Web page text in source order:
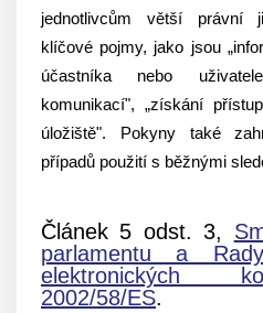
jednotlivcům větší právní
klíčové pojmy, jako jsou
účastníka nebo
komunikací", „získání
úložiště". Pokyny také
případů použití s běžnými
Článek 5 odst. 3,
parlamentu a
elektronických
2002/58/ES.